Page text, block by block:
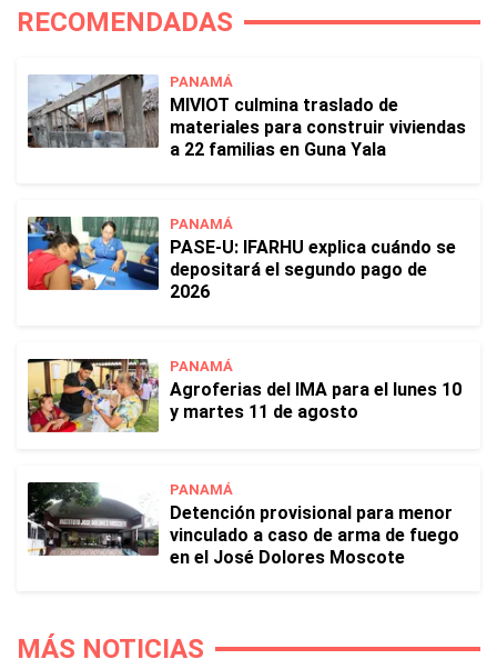
RECOMENDADAS
PANAMÁ
MIVIOT culmina traslado de
materiales para construir viviendas
a 22 familias en Guna Yala
PANAMÁ
PASE-U: IFARHU explica cuándo se
depositará el segundo pago de
2026
PANAMÁ
Agroferias del IMA para el lunes 10
y martes 11 de agosto
PANAMÁ
Detención provisional para menor
vinculado a caso de arma de fuego
en el José Dolores Moscote
MÁS NOTICIAS